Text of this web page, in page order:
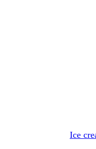
Ice